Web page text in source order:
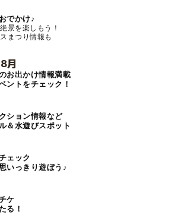
でかけ♪
景を楽しもう！
まつり情報も
月
お出かけ情報満載
ントをチェック！
ション情報など
＆水遊びスポット
ェック
いっきり遊ぼう♪
ケ
る！